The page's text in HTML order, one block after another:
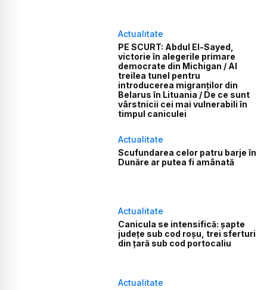
Actualitate
PE SCURT: Abdul El-Sayed,
victorie în alegerile primare
democrate din Michigan / Al
treilea tunel pentru
introducerea migranților din
Belarus în Lituania / De ce sunt
vârstnicii cei mai vulnerabili în
timpul caniculei
Actualitate
Scufundarea celor patru barje în
Dunăre ar putea fi amânată
Actualitate
Canicula se intensifică: șapte
județe sub cod roșu, trei sferturi
din țară sub cod portocaliu
Actualitate